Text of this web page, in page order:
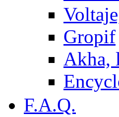
Gropif
Akha,
F.A.Q.